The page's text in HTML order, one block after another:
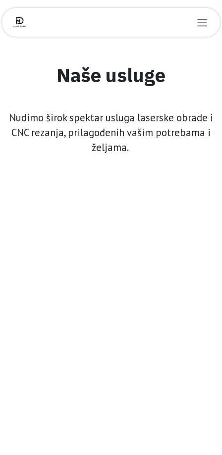
Skip to Content
Naše usluge
Nudimo širok spektar usluga laserske obrade i
CNC rezanja, prilagođenih vašim potrebama i
željama.